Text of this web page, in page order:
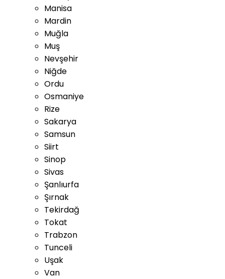
Manisa
Mardin
Muğla
Muş
Nevşehir
Niğde
Ordu
Osmaniye
Rize
Sakarya
Samsun
Siirt
Sinop
Sivas
Şanlıurfa
Şırnak
Tekirdağ
Tokat
Trabzon
Tunceli
Uşak
Van